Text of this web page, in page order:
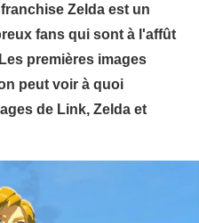
Zelda est un
fans qui sont à l'affût
premières images
peut voir à quoi
de Link, Zelda et